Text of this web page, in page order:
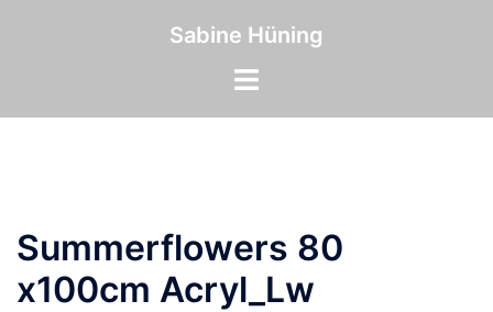
Sabine Hüning
Menü
umschalten
Summerflowers 80
x100cm Acryl_Lw